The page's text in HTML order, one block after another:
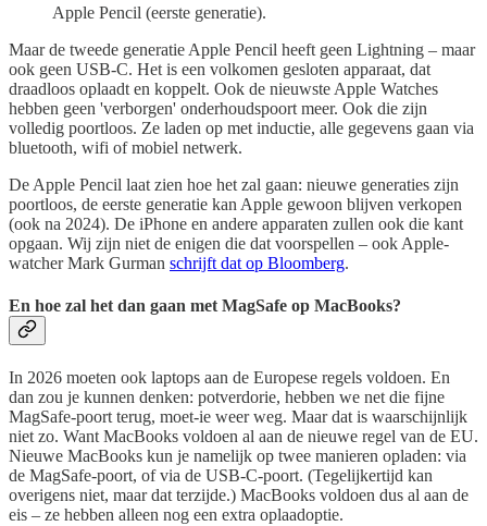
Apple Pencil (eerste generatie).
Maar de tweede generatie Apple Pencil heeft geen Lightning – maar
ook geen USB-C. Het is een volkomen gesloten apparaat, dat
draadloos oplaadt en koppelt. Ook de nieuwste Apple Watches
hebben geen 'verborgen' onderhoudspoort meer. Ook die zijn
volledig poortloos. Ze laden op met inductie, alle gegevens gaan via
bluetooth, wifi of mobiel netwerk.
De Apple Pencil laat zien hoe het zal gaan: nieuwe generaties zijn
poortloos, de eerste generatie kan Apple gewoon blijven verkopen
(ook na 2024). De iPhone en andere apparaten zullen ook die kant
opgaan. Wij zijn niet de enigen die dat voorspellen – ook Apple-
watcher Mark Gurman schrijft dat op Bloomberg.
En hoe zal het dan gaan met MagSafe op MacBooks?
In 2026 moeten ook laptops aan de Europese regels voldoen. En
dan zou je kunnen denken: potverdorie, hebben we net die fijne
MagSafe-poort terug, moet-ie weer weg. Maar dat is waarschijnlijk
niet zo. Want MacBooks voldoen al aan de nieuwe regel van de EU.
Nieuwe MacBooks kun je namelijk op twee manieren opladen: via
de MagSafe-poort, of via de USB-C-poort. (Tegelijkertijd kan
overigens niet, maar dat terzijde.) MacBooks voldoen dus al aan de
eis – ze hebben alleen nog een extra oplaadoptie.